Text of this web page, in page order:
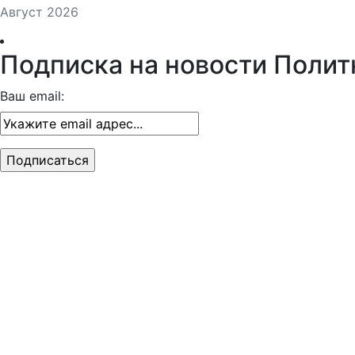
Август 2026
Подписка на новости
Ваш email: